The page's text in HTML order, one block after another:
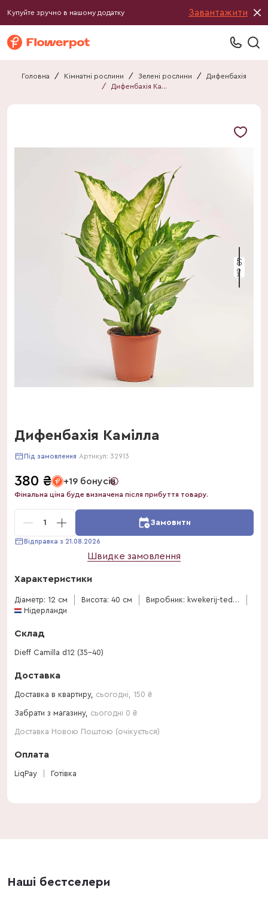
Купуйте зручно в нашому додатку Завантажити
Головна / Кімнатні рослини / Зелені рослини /
Дифенбахія
/
Дифенбахія Камілла
40 см
Дифенбахія Камілла
Під замовлення Артикул: 32913
380 ₴ +19 бонусів
Фінальна ціна буде визначена після прибуття товару.
1 Замовити
Відправка з 21.08.2026
Швидке замовлення
Характеристики
Діаметр: 12 см Висота: 40 см
Виробник: kwekerij-ted-vijverberg
Нідерланди
Склад
Dieff Camilla d12 (35-40)
Доставка
Доставка в квартиру, сьогодні 150 ₴
Забрати з магазину, сьогодні 0 ₴
Доставка Новою Поштою (очікується)
Оплата
LiqPay Готівка
Наші бестселери